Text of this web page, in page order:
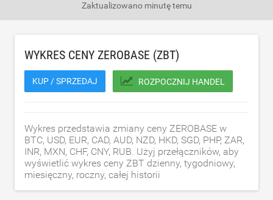
Zaktualizowano minutę temu
WYKRES CENY ZEROBASE (ZBT)
KUP / SPRZEDAJ ROZPOCZNIJ HANDEL
Wykres przedstawia zmiany ceny ZEROBASE w
BTC, USD, EUR, CAD, AUD, NZD, HKD, SGD, PHP, ZAR,
INR, MXN, CHF, CNY, RUB. Użyj przełączników, aby
wyświetlić wykres ceny ZBT dzienny, tygodniowy,
miesięczny, roczny, całej historii